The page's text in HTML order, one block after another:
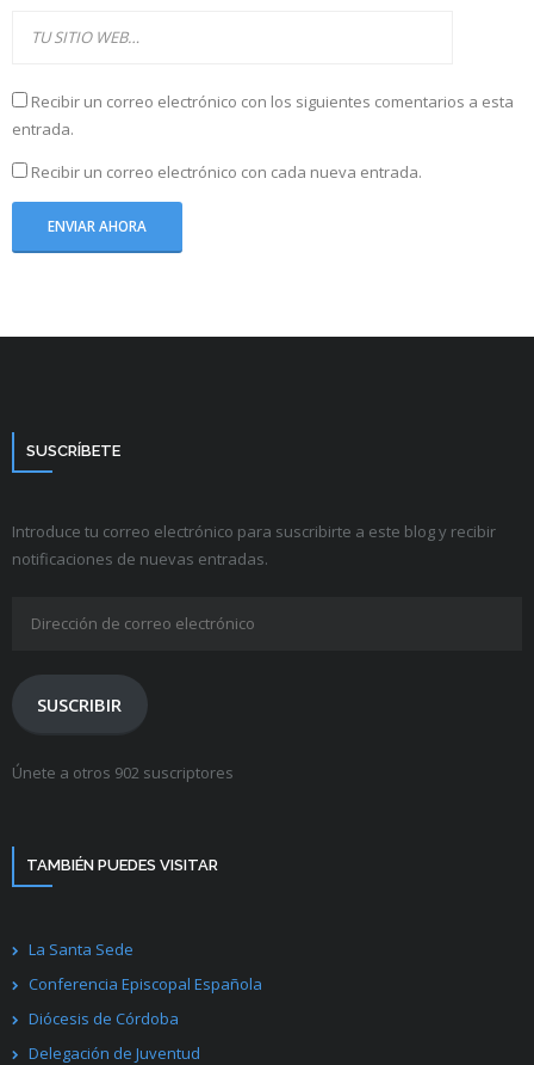
Recibir un correo electrónico con los siguientes comentarios a esta
entrada.
Recibir un correo electrónico con cada nueva entrada.
SUSCRÍBETE
Introduce tu correo electrónico para suscribirte a este blog y recibir
notificaciones de nuevas entradas.
electrónico
SUSCRIBIR
Únete a otros 902 suscriptores
TAMBIÉN PUEDES VISITAR
La Santa Sede
Conferencia Episcopal Española
Diócesis de Córdoba
Delegación de Juventud